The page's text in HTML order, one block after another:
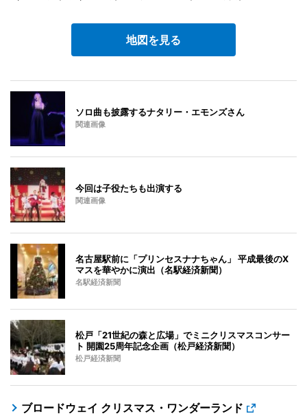
地図を見る
ソロ曲も披露するナタリー・エモンズさん
関連画像
今回は子役たちも出演する
関連画像
名古屋駅前に「プリンセスナナちゃん」 平成最後のX
マスを華やかに演出（名駅経済新聞）
名駅経済新聞
松戸「21世紀の森と広場」でミニクリスマスコンサー
ト 開園25周年記念企画（松戸経済新聞）
松戸経済新聞
ブロードウェイ クリスマス・ワンダーランド